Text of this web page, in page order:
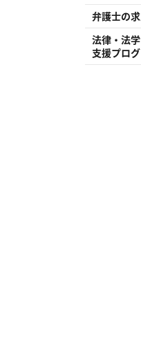
弁護士の
法律・法
支援プロ